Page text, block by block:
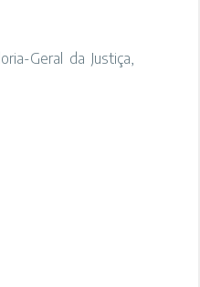
Geral da Justiça,